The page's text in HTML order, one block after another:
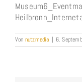
Von nutzmedia | 6.